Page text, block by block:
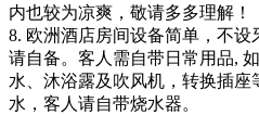
内也较为凉爽，敬请多多理解！
8. 欧洲酒店房间设备简单，不
请自备。客人需自带日常用品,
水、沐浴露及吹风机，转换插
水，客人请自带烧水器。